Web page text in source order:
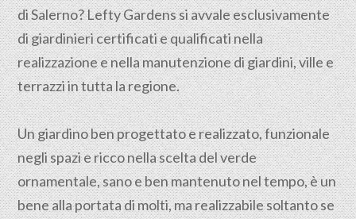
diSalerno? Lefty Gardens si avvale esclusivamente
di giardinieri certificati e qualificati nella
realizzazione e nella manutenzione di giardini, ville e
terrazzi in tutta la regione.
Un giardino ben progettato e realizzato, funzionale
negli spazi e ricco nella scelta del verde
ornamentale, sano e ben mantenuto nel tempo, è un
bene alla portata di molti, ma realizzabile soltanto se